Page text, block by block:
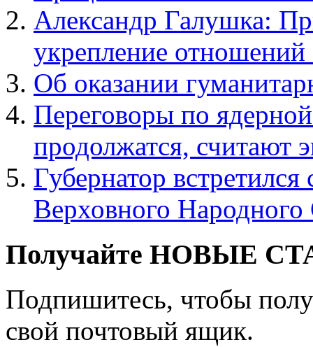
Александр Галушка:
укрепление
Об оказании
Переговоры по
продолжатся, считают
Губернатор
Верховного
Получайте НОВЫЕ
Подпишитесь, чтобы
свой почтовый ящик.